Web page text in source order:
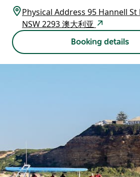
Physical Address 95 Hannell
NSW 2293 澳大利亚
Booking details